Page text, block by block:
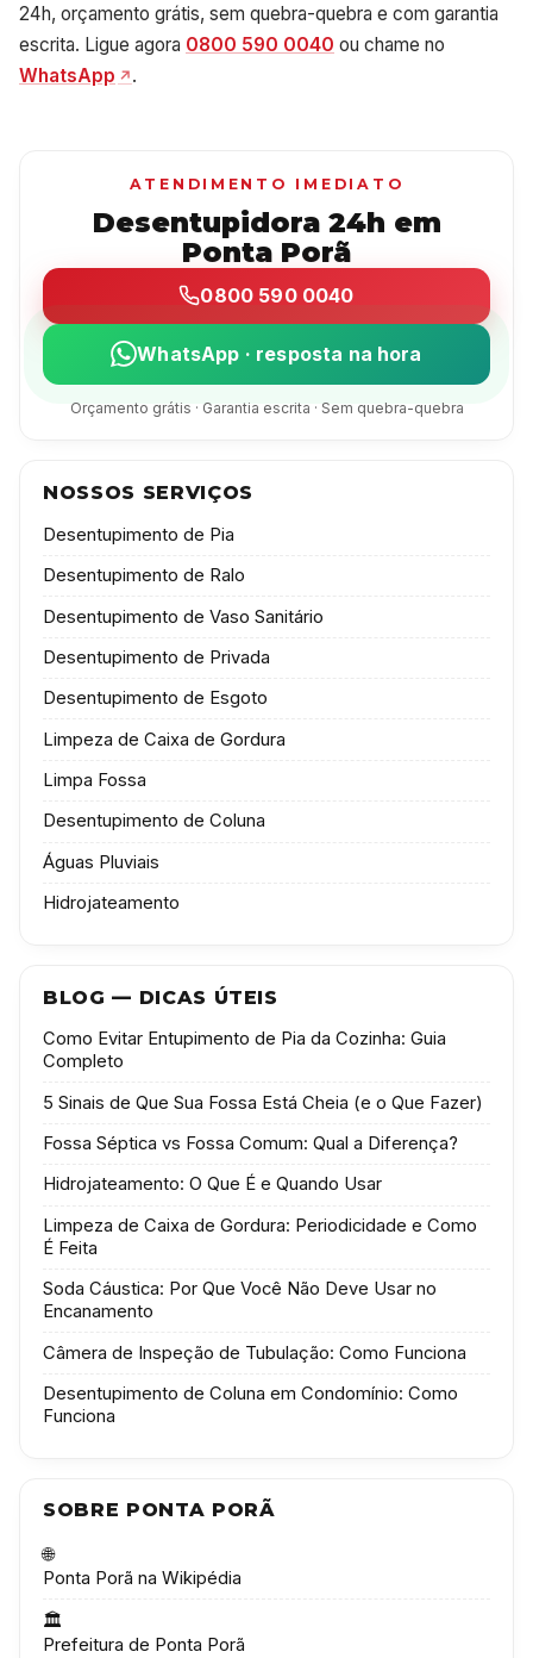
24h, orçamento grátis, sem quebra-quebra e com garantia
escrita. Ligue agora 0800 590 0040 ou chame no
WhatsApp
.
ATENDIMENTO IMEDIATO
Desentupidora 24h em
Ponta Porã
0800 590 0040
WhatsApp · resposta na hora
Orçamento grátis · Garantia escrita · Sem quebra-quebra
NOSSOS SERVIÇOS
Desentupimento de Pia
Desentupimento de Ralo
Desentupimento de Vaso Sanitário
Desentupimento de Privada
Desentupimento de Esgoto
Limpeza de Caixa de Gordura
Limpa Fossa
Desentupimento de Coluna
Águas Pluviais
Hidrojateamento
BLOG — DICAS ÚTEIS
Como Evitar Entupimento de Pia da Cozinha: Guia
Completo
5 Sinais de Que Sua Fossa Está Cheia (e o Que Fazer)
Fossa Séptica vs Fossa Comum: Qual a Diferença?
Hidrojateamento: O Que É e Quando Usar
Limpeza de Caixa de Gordura: Periodicidade e Como
É Feita
Soda Cáustica: Por Que Você Não Deve Usar no
Encanamento
Câmera de Inspeção de Tubulação: Como Funciona
Desentupimento de Coluna em Condomínio: Como
Funciona
SOBRE PONTA PORÃ
🌐
Ponta Porã na Wikipédia
🏛️
Prefeitura de Ponta Porã